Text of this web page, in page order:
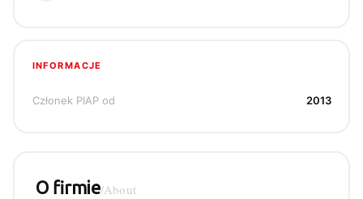
INFORMACJE
Członek PIAP od 2013
O firmie/About